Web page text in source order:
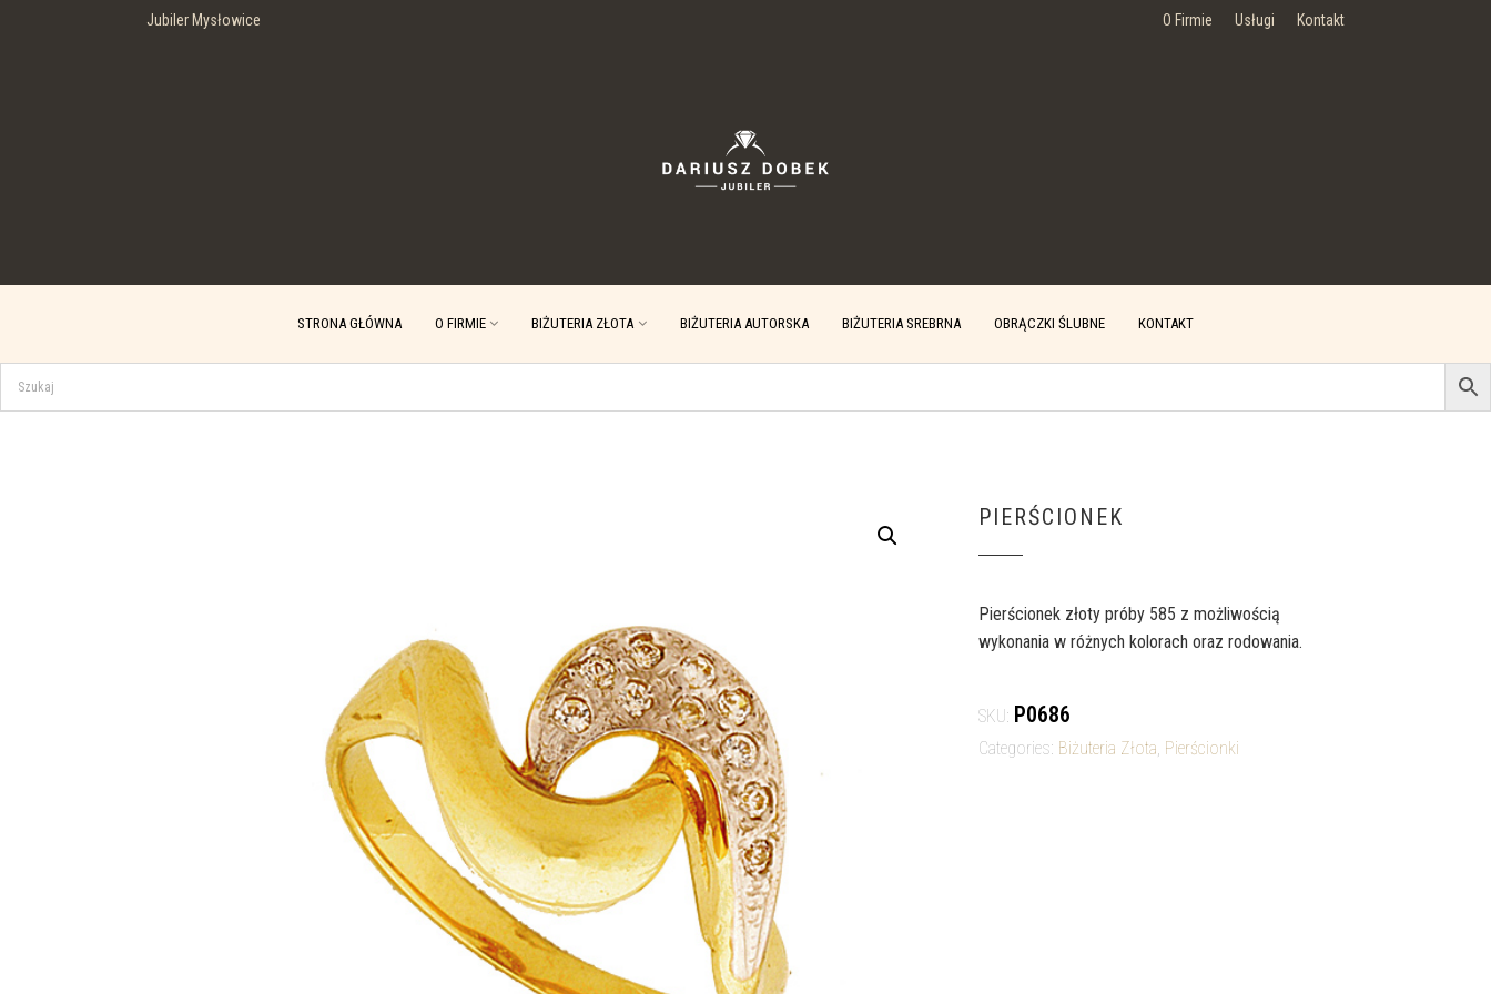
Jubiler Mysłowice O Firmie Usługi Kontakt
STRONA GŁÓWNA O FIRMIE BIŻUTERIA ZŁOTA BIŻUTERIA AUTORSKA BIŻUTERIA SREBRNA OBRĄCZKI ŚLUBNE KONTAKT
PIERŚCIONEK
Pierścionek złoty próby 585 z możliwością
wykonania w różnych kolorach oraz rodowania.
SKU: P0686
Categories: Biżuteria Złota Pierścionki